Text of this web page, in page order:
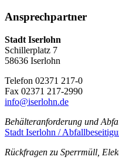
Ansprechpartner
Stadt Iserlohn
Schillerplatz 7
58636 Iserlohn
Telefon 02371 217-0
Fax 02371 217-2990
info@iserlohn.de
Behälteranforderung und
Stadt Iserlohn /
Rückfragen zu Sperrmüll,